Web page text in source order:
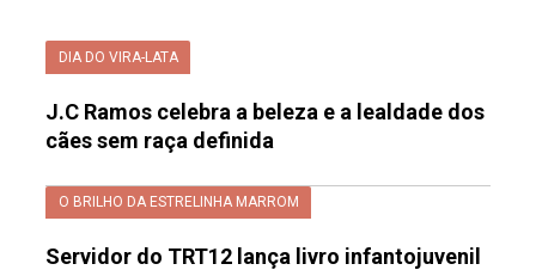
DIA DO VIRA-LATA
J.C Ramos celebra a beleza e a lealdade dos
cães sem raça definida
O BRILHO DA ESTRELINHA MARROM
Servidor do TRT12 lança livro infantojuvenil